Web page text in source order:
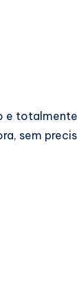
e
sem